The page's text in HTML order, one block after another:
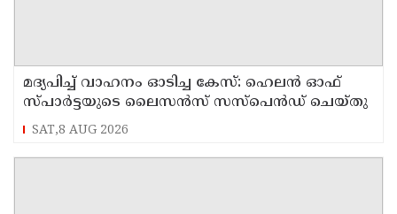
മദ്യപിച്ച് വാഹനം ഓടിച്ച കേസ്: ഹെലൻ ഓഫ്
സ്പാർട്ടയുടെ ലൈസൻസ് സസ്പെൻഡ് ചെയ്തു
SAT,8 AUG 2026